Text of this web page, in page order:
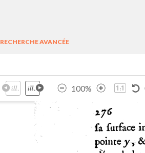
RECHERCHE AVANCÉE
100%